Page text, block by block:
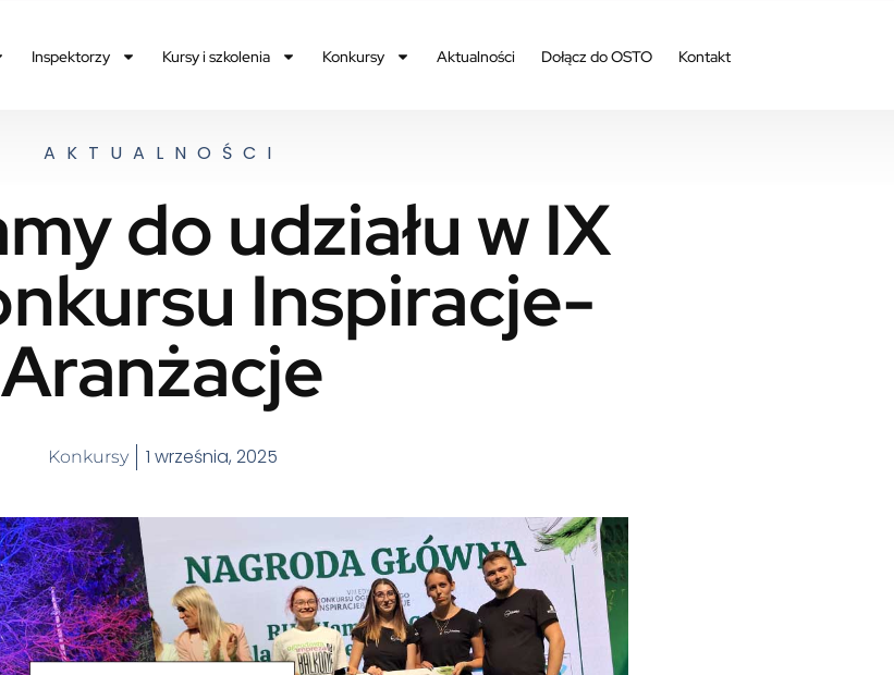
Inspektorzy Kursy i szkolenia Konkursy Aktualności Dołącz do OSTO Kontakt
AKTUALNOŚCI
do udziału w IX
Inspiracje-
Aranżacje
Konkursy 1 września, 2025